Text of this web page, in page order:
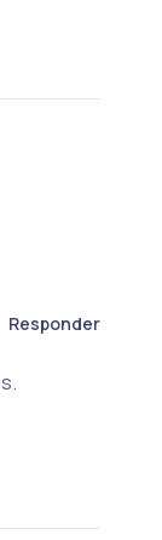
Responder